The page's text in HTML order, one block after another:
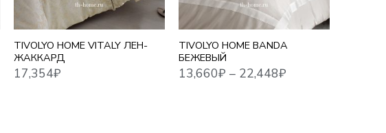
TIVOLYO HOME VITALY ЛЕН-
ЖАККАРД
TIVOLYO HOME BANDA
БЕЖЕВЫЙ
СЕМЕЙНЫЙ